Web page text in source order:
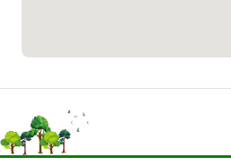
প্রবাসী কল সেন্টার
১৬৫৭৫
ই-জিপি ইমার্জেন্সি হটলাইন